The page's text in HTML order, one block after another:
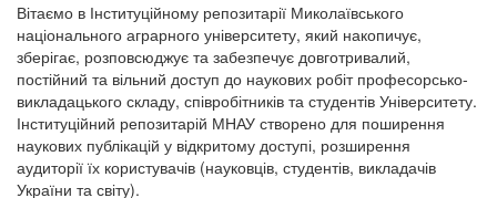
Вітаємо в Інституційному репозитарії Миколаївського
національного аграрного університету, який накопичує,
зберігає, розповсюджує та забезпечує довготривалий,
постійний та вільний доступ до наукових робіт професорсько-
викладацького складу, співробітників та студентів Університету.
Інституційний репозитарій МНАУ створено для поширення
наукових публікацій у відкритому доступі, розширення
аудиторії їх користувачів (науковців, студентів, викладачів
України та світу).